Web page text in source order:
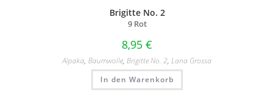
Brigitte No. 2
9 Rot
8,95 €
Alpaka, Baumwolle, Brigitte No. 2, Lana Grossa
In den Warenkorb